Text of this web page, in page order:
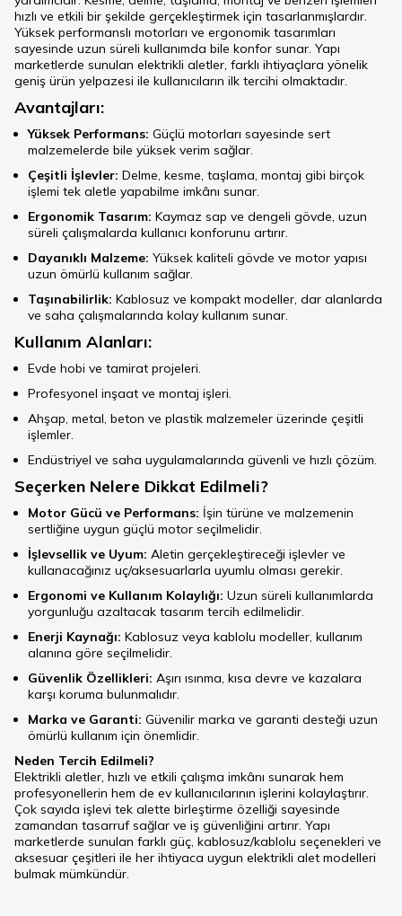
hızlı ve etkili bir şekilde gerçekleştirmek için tasarlanmışlardır.
Yüksek performanslı motorları ve ergonomik tasarımları
sayesinde uzun süreli kullanımda bile konfor sunar. Yapı
marketlerde sunulan elektrikli aletler, farklı ihtiyaçlara yönelik
geniş ürün yelpazesi ile kullanıcıların ilk tercihi olmaktadır.
Avantajları:
Yüksek Performans: Güçlü motorları sayesinde sert
malzemelerde bile yüksek verim sağlar.
Çeşitli İşlevler: Delme, kesme, taşlama, montaj gibi birçok
işlemi tek aletle yapabilme imkânı sunar.
Ergonomik Tasarım: Kaymaz sap ve dengeli gövde, uzun
süreli çalışmalarda kullanıcı konforunu artırır.
Dayanıklı Malzeme: Yüksek kaliteli gövde ve motor yapısı
uzun ömürlü kullanım sağlar.
Taşınabilirlik: Kablosuz ve kompakt modeller, dar alanlarda
ve saha çalışmalarında kolay kullanım sunar.
Kullanım Alanları:
Evde hobi ve tamirat projeleri.
Profesyonel inşaat ve montaj işleri.
Ahşap, metal, beton ve plastik malzemeler üzerinde çeşitli
işlemler.
Endüstriyel ve saha uygulamalarında güvenli ve hızlı çözüm.
Seçerken Nelere Dikkat Edilmeli?
Motor Gücü ve Performans: İşin türüne ve malzemenin
sertliğine uygun güçlü motor seçilmelidir.
İşlevsellik ve Uyum: Aletin gerçekleştireceği işlevler ve
kullanacağınız uç/aksesuarlarla uyumlu olması gerekir.
Ergonomi ve Kullanım Kolaylığı: Uzun süreli kullanımlarda
yorgunluğu azaltacak tasarım tercih edilmelidir.
Enerji Kaynağı: Kablosuz veya kablolu modeller, kullanım
alanına göre seçilmelidir.
Güvenlik Özellikleri: Aşırı ısınma, kısa devre ve kazalara
karşı koruma bulunmalıdır.
Marka ve Garanti: Güvenilir marka ve garanti desteği uzun
ömürlü kullanım için önemlidir.
Neden Tercih Edilmeli?
Elektrikli aletler, hızlı ve etkili çalışma imkânı sunarak hem
profesyonellerin hem de ev kullanıcılarının işlerini kolaylaştırır.
Çok sayıda işlevi tek alette birleştirme özelliği sayesinde
zamandan tasarruf sağlar ve iş güvenliğini artırır. Yapı
marketlerde sunulan farklı güç, kablosuz/kablolu seçenekleri ve
aksesuar çeşitleri ile her ihtiyaca uygun elektrikli alet modelleri
bulmak mümkündür.